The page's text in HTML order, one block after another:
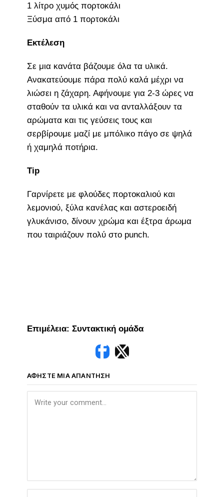
1 λίτρο χυμός πορτοκάλι
Ξύσμα από 1 πορτοκάλι
Εκτέλεση
Σε μια κανάτα βάζουμε όλα τα υλικά.
Ανακατεύουμε πάρα πολύ καλά μέχρι να
λιώσει η ζάχαρη. Αφήνουμε για 2-3 ώρες να
σταθούν τα υλικά και να ανταλλάξουν τα
αρώματα και τις γεύσεις τους και
σερβίρουμε μαζί με μπόλικο πάγο σε ψηλά
ή χαμηλά ποτήρια.
Tip
Γαρνίρετε με φλούδες πορτοκαλιού και
λεμονιού, ξύλα κανέλας και αστεροειδή
γλυκάνισο, δίνουν χρώμα και έξτρα άρωμα
που ταιριάζουν πολύ στο punch.
Eπιμέλεια: Συντακτική ομάδα
ΑΦΉΣΤΕ ΜΙΑ ΑΠΆΝΤΗΣΗ